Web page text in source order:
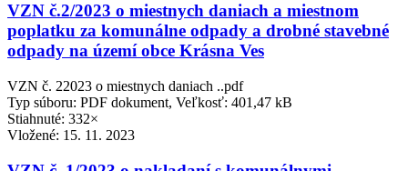
VZN č.2/2023 o miestnych daniach a miestnom
poplatku za komunálne odpady a drobné stavebné
odpady na území obce Krásna Ves
VZN č. 22023 o miestnych daniach ..pdf
Typ súboru: PDF dokument, Veľkosť: 401,47 kB
Stiahnuté: 332×
Vložené: 15. 11. 2023